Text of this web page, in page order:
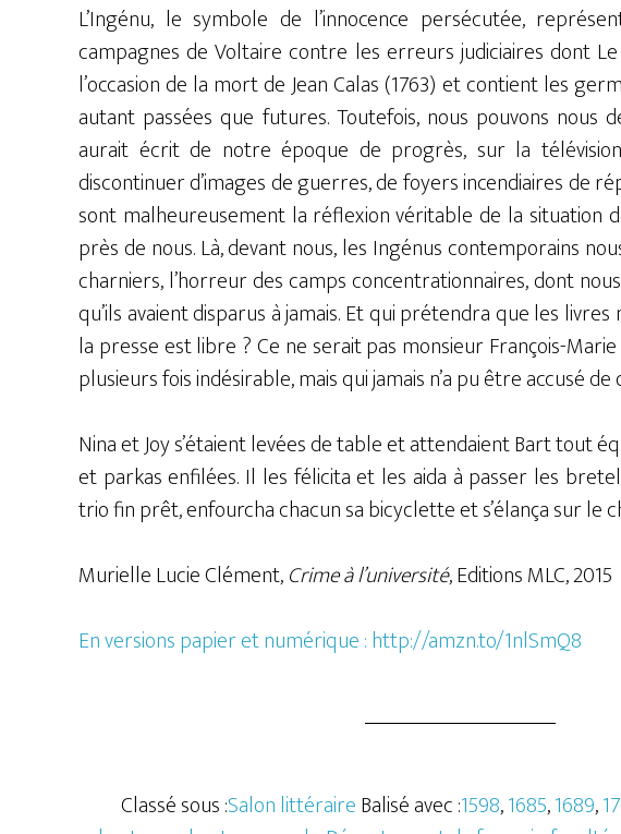
L’Ingénu, le symbole de l’innocence persécutée,
campagnes de Voltaire contre les erreurs judiciaires dont
l’occasion de la mort de Jean Calas (1763) et contient les
autant passées que futures. Toutefois, nous pouvons nous
aurait écrit de notre époque de progrès, sur la
discontinuer d’images de guerres, de foyers incendiaires de
sont malheureusement la réflexion véritable de la situation
près de nous. Là, devant nous, les Ingénus contemporains
charniers, l’horreur des camps concentrationnaires, dont
qu’ils avaient disparus à jamais. Et qui prétendra que les
la presse est libre ? Ce ne serait pas monsieur François-
plusieurs fois indésirable, mais qui jamais n’a pu être accusé de
Nina et Joy s’étaient levées de table et attendaient Bart tout
et parkas enfilées. Il les félicita et les aida à passer les
trio fin prêt, enfourcha chacun sa bicyclette et s’élança sur le
Murielle Lucie Clément,Crime à l’université, Editions MLC, 2015
En versions papier et numérique : http://amzn.to/1nlSmQ8
Classé sous :Salon littéraireBalisé avec :1598,1685,1689,